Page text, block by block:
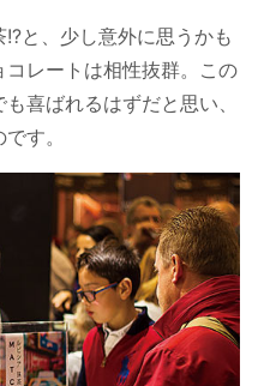
と、少し意外に思うかも
レートは相性抜群。この
喜ばれるはずだと思い、
す。